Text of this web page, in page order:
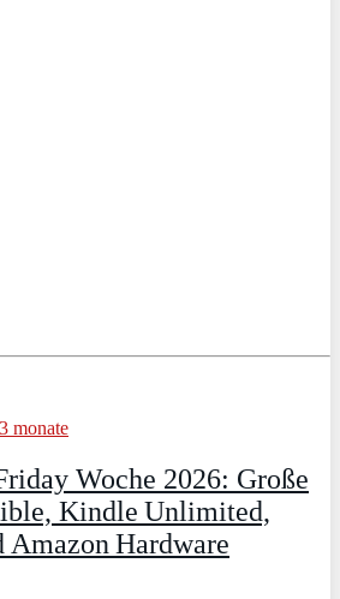
Woche 2026: Große
Kindle Unlimited,
Amazon Hardware